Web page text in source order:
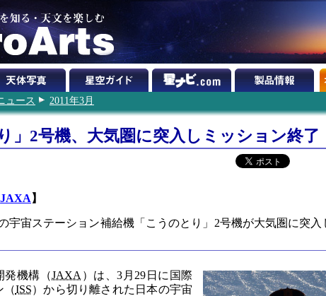
ュース 2011年3月
」2号機、大気圏に突入しミッション終了
JAXA 】
宇宙ステーション補給機「こうのとり」2号機が大気圏に突入
発機構（JAXA ）は、3月29日に国際
（ISS）から切り離された日本の宇宙